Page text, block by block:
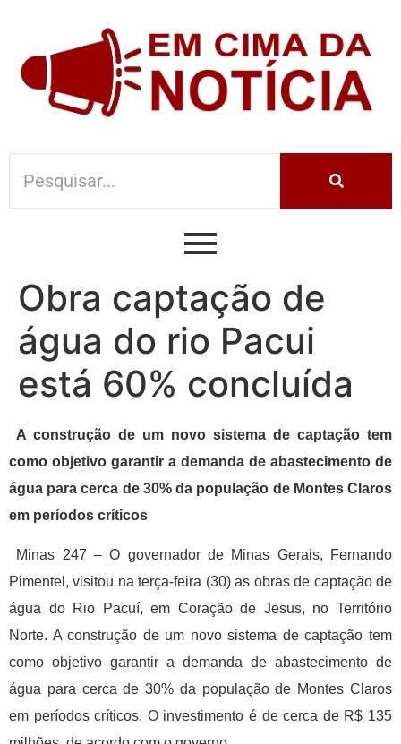
Obra captação de
água do rio Pacui
está 60% concluída
A construção de um novo sistema de captação tem
como objetivo garantir a demanda de abastecimento de
água para cerca de 30% da população de Montes Claros
em períodos críticos
Minas 247 – O governador de Minas Gerais, Fernando
Pimentel, visitou na terça-feira (30) as obras de captação de
água do Rio Pacuí, em Coração de Jesus, no Território
Norte. A construção de um novo sistema de captação tem
como objetivo garantir a demanda de abastecimento de
água para cerca de 30% da população de Montes Claros
em períodos críticos. O investimento é de cerca de R$ 135